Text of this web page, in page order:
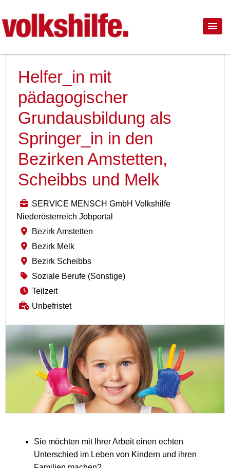
Helfer_in mit
pädagogischer
Grundausbildung als
Springer_in in den
Bezirken Amstetten,
Scheibbs und Melk
SERVICE MENSCH GmbH Volkshilfe
Niederösterreich Jobportal
Bezirk Amstetten
Bezirk Melk
Bezirk Scheibbs
Soziale Berufe (Sonstige)
Teilzeit
Unbefristet
Sie möchten mit Ihrer Arbeit einen echten
Unterschied im Leben von Kindern und ihren